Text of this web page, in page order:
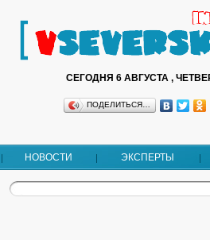
СЕГОДНЯ 6 АВГУСТА ,
ПОДЕЛИТЬСЯ…
НОВОСТИ ЭКСПЕРТЫ